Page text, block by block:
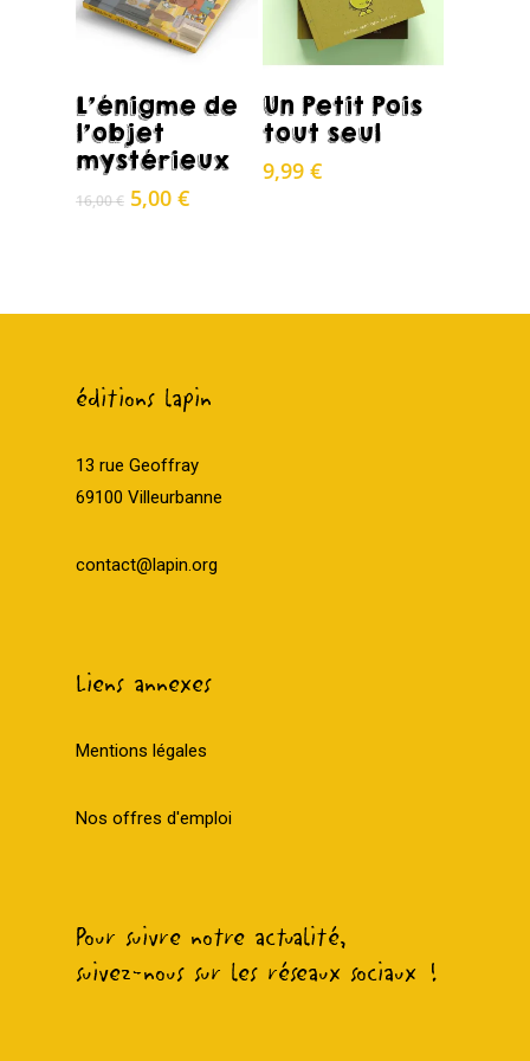
Acheter
L’énigme de
l’objet
mystérieux
16,00€ Le
5,00 €Le
Acheter
Un Petit Pois
tout seul
9,99 €
éditions lapin
13 rue Geoffray
69100 Villeurbanne
contact@lapin.org
Liens annexes
Mentions légales
Nos offres d'emploi
Pour suivre notre actualité,
suivez-nous sur les réseaux sociaux !